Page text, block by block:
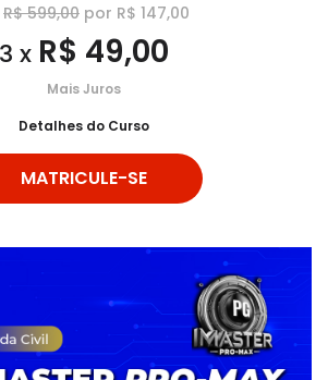
R$ 599,00 por R$ 147,00
3 x R$ 49,00
Mais Juros
Detalhes do Curso
MATRICULE-SE